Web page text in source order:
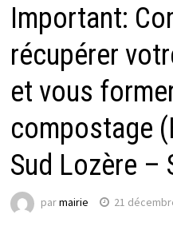
Important:
récupérer
et vous
compostage
Sud Lozère –
parmairie 21